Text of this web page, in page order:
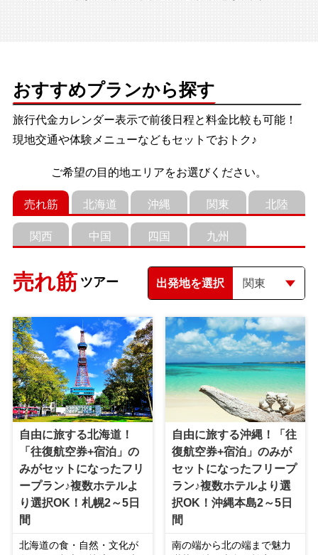
おすすめプランから探す
旅行代金カレンダー表示で前後日程と料金比較も可能！
現地交通や体験メニューなどもセットでおトク♪
ご希望の目的地エリアをお選びください。
売れ筋 北海道 沖縄 関東 北陸
関西 中国 四国 九州
売れ筋 ツアー 出発地を選択
自由に旅する北海道！
「往復航空券+宿泊」の
みがセットになったフリ
ープラン♪複数ホテルよ
り選択OK！札幌2～5日
間
北海道の食・自然・文化が
自由に旅する沖縄！「往
復航空券+宿泊」のみが
セットになったフリープ
ラン♪複数ホテルより選
択OK！沖縄本島2～5日
間
南の端から北の端まで魅力